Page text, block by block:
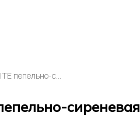
MONTANA Краска WHITE пепельно-сиреневая 0,4л
сиреневая